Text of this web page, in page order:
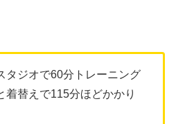
タジオで60分トレーニング
着替えで115分ほどかかり